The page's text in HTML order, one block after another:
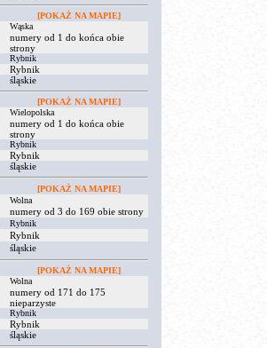
[POKAŻ NA MAPIE]
Wąska
numery od 1 do końca obie
strony
Rybnik
Rybnik
śląskie
[POKAŻ NA MAPIE]
Wielopolska
numery od 1 do końca obie
strony
Rybnik
Rybnik
śląskie
[POKAŻ NA MAPIE]
Wolna
numery od 3 do 169 obie strony
Rybnik
Rybnik
śląskie
[POKAŻ NA MAPIE]
Wolna
numery od 171 do 175
nieparzyste
Rybnik
Rybnik
śląskie